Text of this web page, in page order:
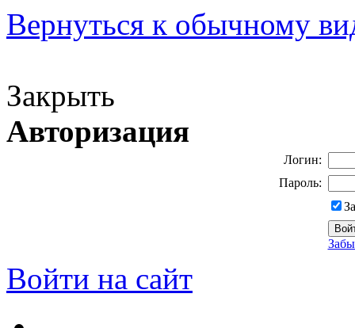
Вернуться к обычному
Закрыть
Авторизация
Логин:
Пароль:
Войти на сайт